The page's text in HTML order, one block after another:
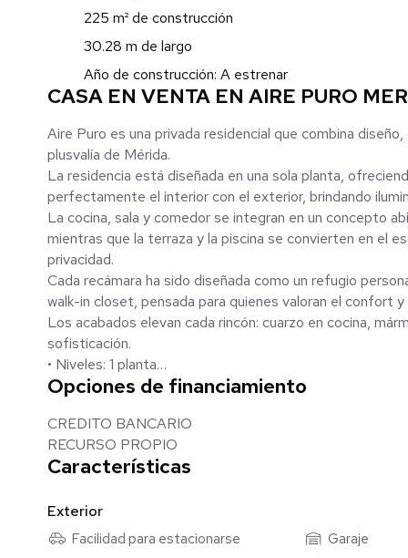
225 m² de construcción
30.28 m de largo
Año de construcción: A estrenar
CASA EN VENTA EN AIRE PURO
Aire Puro es una privada residencial que combina
plusvalía de Mérida.
La residencia está diseñada en una sola planta,
perfectamente el interior con el exterior, brindando
La cocina, sala y comedor se integran en un concepto
mientras que la terraza y la piscina se convierten en el
privacidad.
Cada recámara ha sido diseñada como un refugio
walk-in closet, pensada para quienes valoran el confort
Los acabados elevan cada rincón: cuarzo en cocina,
sofisticación.
• Niveles: 1 planta
• Recámaras: 3
• Medio baño: 1
• Estacionamiento: 2 autos (techado)
Terreno: 363.77 m²
• Fondo: 30.28 m
• Construcción: 225 m²
Opciones de financiamiento
CREDITO BANCARIO
RECURSO PROPIO
Características
Exterior
Facilidad para estacionarse Garaje